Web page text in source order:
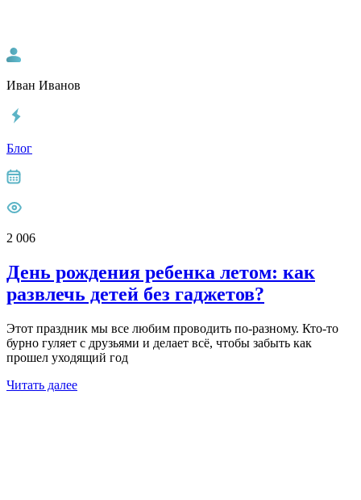
Иван Иванов
Блог
2 006
День рождения ребенка летом: как
развлечь детей без гаджетов?
Этот праздник мы все любим проводить по-разному. Кто-то
бурно гуляет с друзьями и делает всё, чтобы забыть как
прошел уходящий год
Читать далее